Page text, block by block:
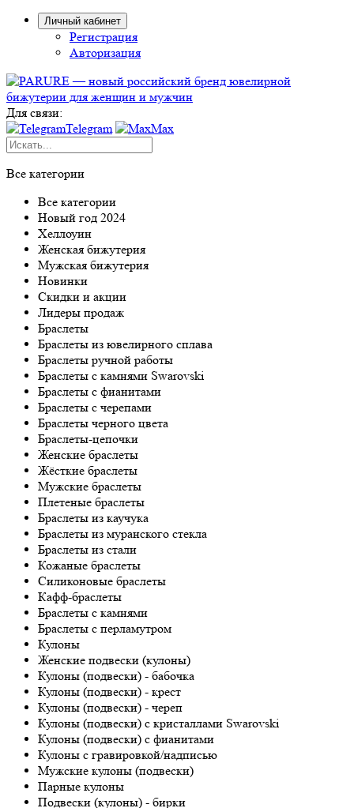
Личный кабинет
Регистрация
Авторизация
Для связи:
Telegram
Max
Все категории
Все категории
Новый год 2024
Хеллоуин
Женская бижутерия
Мужская бижутерия
Новинки
Скидки и акции
Лидеры продаж
Браслеты
Браслеты из ювелирного сплава
Браслеты ручной работы
Браслеты с камнями Swarovski
Браслеты с фианитами
Браслеты с черепами
Браслеты черного цвета
Браслеты-цепочки
Женские браслеты
Жёсткие браслеты
Мужские браслеты
Плетеные браслеты
Браслеты из каучука
Браслеты из муранского стекла
Браслеты из стали
Кожаные браслеты
Силиконовые браслеты
Кафф-браслеты
Браслеты с камнями
Браслеты с перламутром
Кулоны
Женские подвески (кулоны)
Кулоны (подвески) - бабочка
Кулоны (подвески) - крест
Кулоны (подвески) - череп
Кулоны (подвески) с кристаллами Swarovski
Кулоны (подвески) с фианитами
Кулоны с гравировкой/надписью
Мужские кулоны (подвески)
Парные кулоны
Подвески (кулоны) - бирки